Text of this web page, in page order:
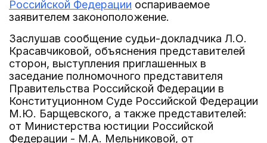
Российской Федерации оспариваемое
заявителем законоположение.
Заслушав сообщение судьи-докладчика Л.О.
Красавчиковой, объяснения представителей
сторон, выступления приглашенных в
заседание полномочного представителя
Правительства Российской Федерации в
Конституционном Суде Российской Федерации
М.Ю. Барщевского, а также представителей:
от Министерства юстиции Российской
Федерации - М.А. Мельниковой, от